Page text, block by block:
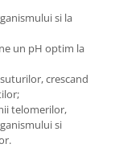
si la
un pH optim la
crescand
telomerilor,
si